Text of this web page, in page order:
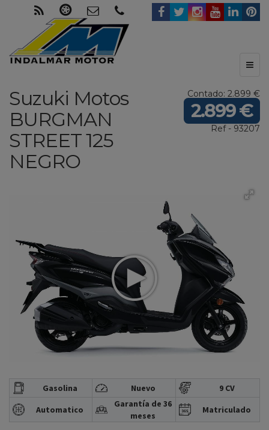
Contado: 2.899 €
2.899 €
Ref - 93207
Suzuki Motos
BURGMAN
STREET 125
NEGRO
Gasolina Nuevo
9 CV
Automatico
Garantía de 36
meses
Matriculado